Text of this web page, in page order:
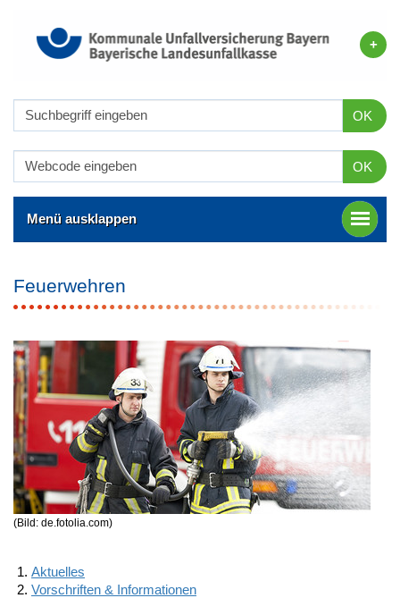
OK
OK
Menü ausklappen
Feuerwehren
(Bild: de.fotolia.com)
Aktuelles
Vorschriften & Informationen